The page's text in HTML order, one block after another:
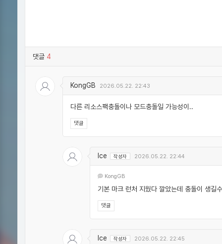
댓글 4
KongGB 2026.05.22. 22:43
다른 리소스팩충돌이나 모드충돌일 가능성이..
댓글
Ice 작성자 2026.05.22. 22:44
KongGB
기본 마크 런처 지웠다 깔았는데 충돌이 생길
댓글
Ice 작성자 2026.05.22. 22:45